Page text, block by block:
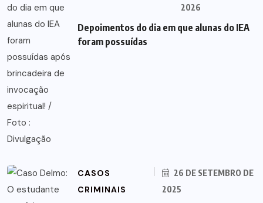
2026
Depoimentos do dia em que alunas do IEA
foram possuídas
CASOS
CRIMINAIS
26 DE SETEMBRO DE
2025